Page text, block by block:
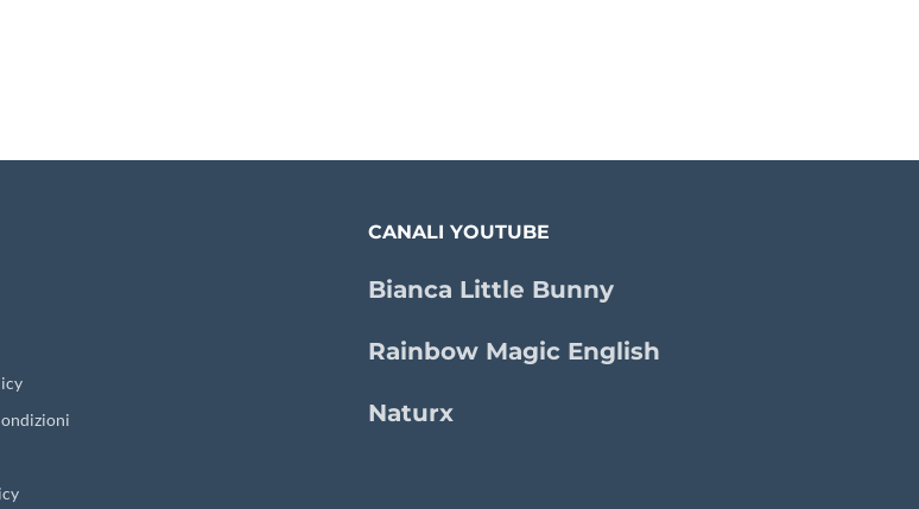
CANALI YOUTUBE
Bianca Little Bunny
Rainbow Magic English
Naturx